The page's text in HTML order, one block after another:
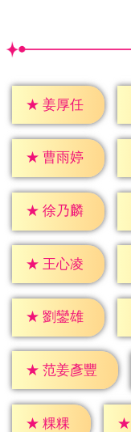
★ 姜厚任
★ 曹雨婷
★ 徐乃麟
★ 王心凌
★ 劉鑾雄
★ 范姜彥豐
★ 粿粿 ★